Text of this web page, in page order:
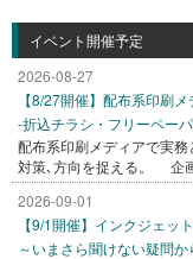
イベント開催予定
2026-08-27
【8/27開催】配布系印刷
-折込チラシ・フリーペー
配布系印刷メディアで実
対策､方向を捉える。 企
2026-09-01
【9/1開催】インクジェッ
～いまさら聞けない疑問